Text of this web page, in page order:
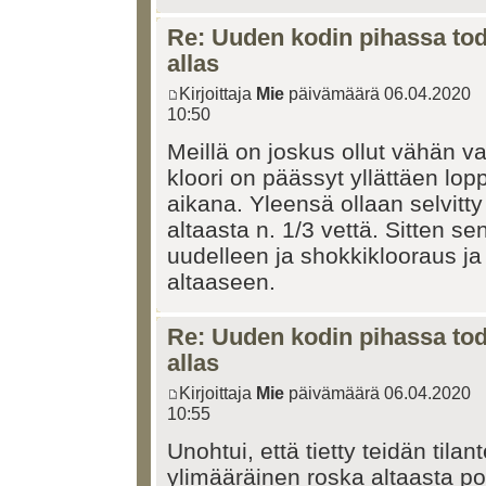
Re: Uuden kodin pihassa
allas
Kirjoittaja Mie päivämäärä 06.04.2020
10:50
Meillä on joskus ollut vähän
kloori on päässyt yllättäen
aikana. Yleensä ollaan
altaasta n. 1/3 vettä. Sitten
uudelleen ja shokkiklooraus
altaaseen.
Re: Uuden kodin pihassa
allas
Kirjoittaja Mie päivämäärä 06.04.2020
10:55
Unohtui, että tietty teidän
ylimääräinen roska altaasta